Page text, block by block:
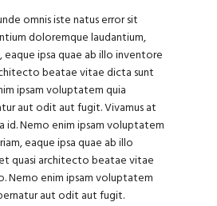
omnis iste natus error sit
doloremque laudantium,
ipsa quae ab illo inventore
beatae vitae dicta sunt
ipsam voluptatem quia
aut odit aut fugit. Vivamus at
id. Nemo enim ipsam voluptatem
eaque ipsa quae ab illo
quasi architecto beatae vitae
Nemo enim ipsam voluptatem
aut odit aut fugit.